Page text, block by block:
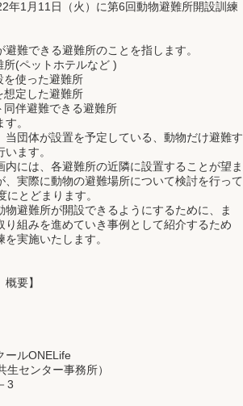
年1月11日（火）に第6回動物避難所開設訓練
難できる避難所のことを指します。
(ペットホテルなど )
を使った避難所
想定した避難所
伴避難できる避難所
。
当団体が設置を予定している、動物だけ避難す
ます。
には、各避難所の近隣に設置することが望ま
、実際に動物の避難場所について検討を行って
とどまります。
物避難所が開設できるようにするために、ま
り組みを進めていき事例として紹介するため
実施いたします。
要】
ールONELife
生センター事務所）
3